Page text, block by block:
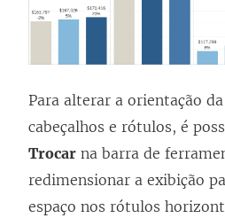
Para alterar a orientação
cabeçalhos e rótulos, é
Trocar na barra de
redimensionar a exibição
espaço nos rótulos